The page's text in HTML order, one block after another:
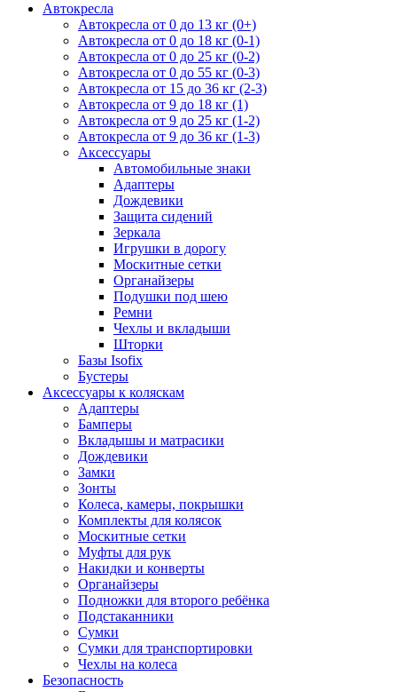
Автокресла
Автокресла от 0 до 13 кг (0+)
Автокресла от 0 до 18 кг (0-1)
Автокресла от 0 до 25 кг (0-2)
Автокресла от 0 до 55 кг (0-3)
Автокресла от 15 до 36 кг (2-3)
Автокресла от 9 до 18 кг (1)
Автокресла от 9 до 25 кг (1-2)
Автокресла от 9 до 36 кг (1-3)
Аксессуары
Автомобильные знаки
Адаптеры
Дождевики
Защита сидений
Зеркала
Игрушки в дорогу
Москитные сетки
Органайзеры
Подушки под шею
Ремни
Чехлы и вкладыши
Шторки
Базы Isofix
Бустеры
Аксессуары к коляскам
Адаптеры
Бамперы
Вкладышы и матрасики
Дождевики
Замки
Зонты
Колеса, камеры, покрышки
Комплекты для колясок
Москитные сетки
Муфты для рук
Накидки и конверты
Органайзеры
Подножки для второго ребёнка
Подстаканники
Сумки
Сумки для транспортировки
Чехлы на колеса
Безопасность